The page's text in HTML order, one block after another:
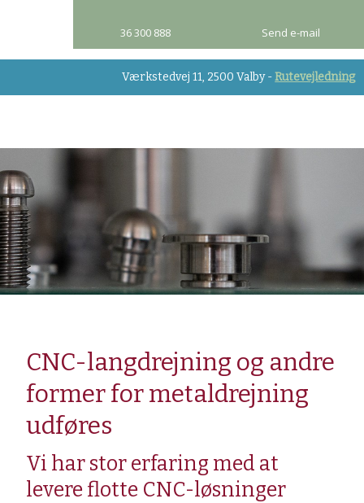
Værkstedvej 11, 2500 Valby -Rutevejledning​
36 300 888​ Send e-mail
CNC-langdrejning og andre
former for metaldrejning
udføres
Vi har stor erfaring med at
levere flotte CNC-løsninger